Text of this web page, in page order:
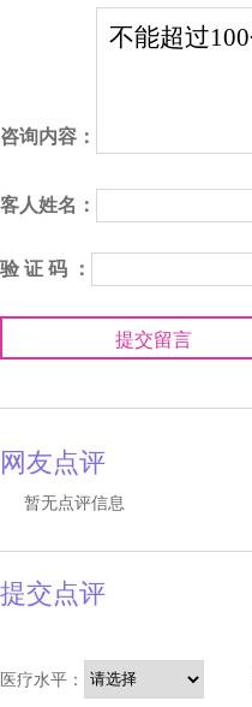
咨询内容：
客人姓名：
验 证 码 ：
提交留言
网友点评
暂无点评信息
提交点评
医疗水平：